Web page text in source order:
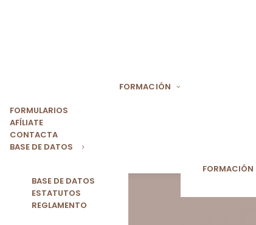
FORMULARIOS
AFÍLIATE
CONTACTA
BASE DE DATOS
BASE DE DATOS
ESTATUTOS
REGLAMENTO
FORMACIÓN
FORMACIÓN